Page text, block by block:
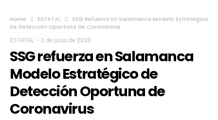
Home ESTATAL
SSG Refuerza En Salamanca Modelo Estratégico
De Detección Oportuna De Coronavirus
ESTATAL - 3 de junio de 2020
SSG refuerza en Salamanca
Modelo Estratégico de
Detección Oportuna de
Coronavirus